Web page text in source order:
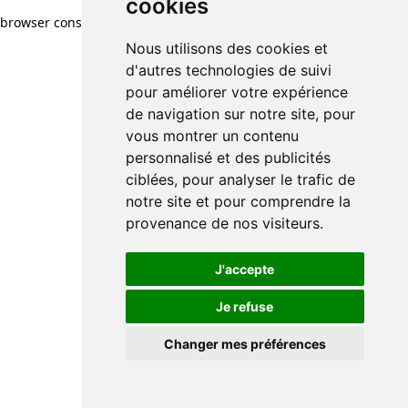
cookies
Nous utilisons des cookies et
d'autres technologies de suivi
pour améliorer votre expérience
de navigation sur notre site, pour
vous montrer un contenu
personnalisé et des publicités
ciblées, pour analyser le trafic de
notre site et pour comprendre la
provenance de nos visiteurs.
J'accepte
Je refuse
Changer mes préférences
browser console for more information)